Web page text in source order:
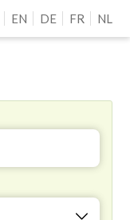
EN DE FR NL